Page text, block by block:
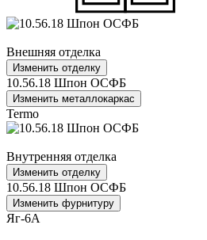
Внешняя отделка
Изменить отделку
10.56.18 Шпон ОСФБ
Изменить металлокаркас
Termo
Внутренняя отделка
Изменить отделку
10.56.18 Шпон ОСФБ
Изменить фурнитуру
Яг-6А